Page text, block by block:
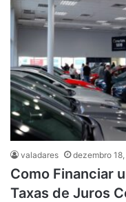
valadares dezembro
Como Financiar
Taxas de Juros